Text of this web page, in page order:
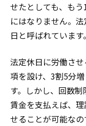
せたとしても、も
にはなりません。
日と呼ばれています。
法定休日に労働さ
項を設け、3割5分
す。しかし、回数
賃金を支払えば、
せることが可能なの